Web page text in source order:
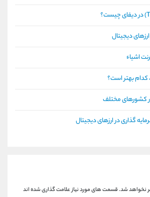
دیجیتال
اشیاء
کدام بهتر است؟
کشورهای مختلف
گذاری در ارزهای دیجیتال
نخواهد شد.قسمت های مورد نیاز علامت گذاری شده اند